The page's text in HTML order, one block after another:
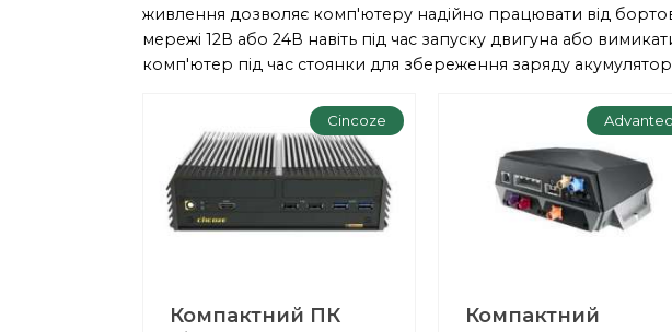
живлення дозволяє комп'ютеру надійно працювати від
мережі 12В або 24В навіть під час запуску двигуна або
комп'ютер під час стоянки для збереження заряду
Cincoze
Компактний ПК
Компактний